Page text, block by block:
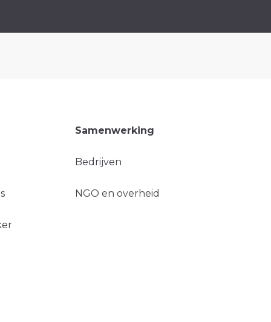
Samenwerking
Bedrijven
NGO en overheid